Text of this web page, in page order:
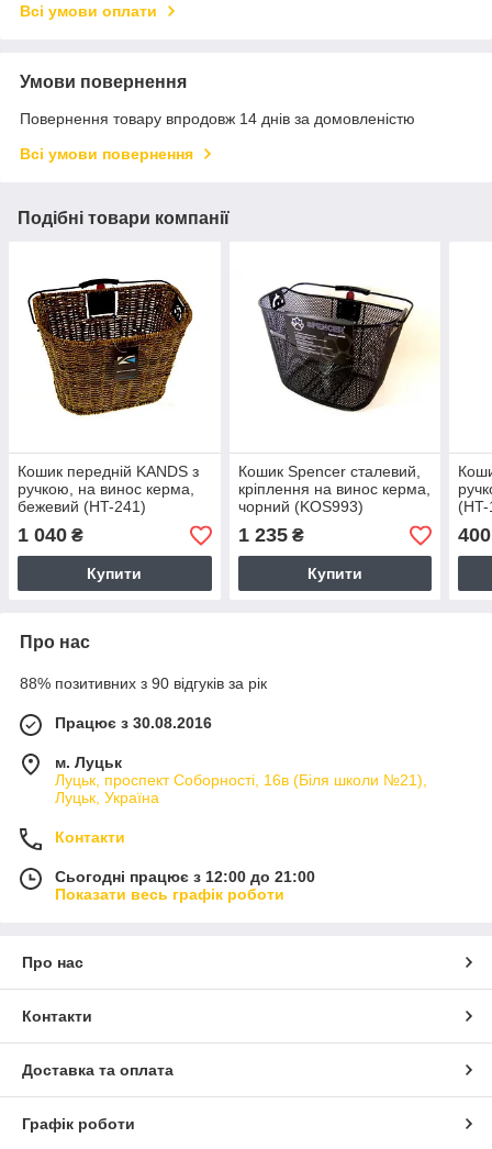
Всі умови оплати
Умови повернення
Повернення товару впродовж 14 днів за домовленістю
Всі умови повернення
Подібні товари компанії
Кошик передній KANDS з
ручкою, на винос керма,
бежевий (HT-241)
1 040 ₴
Купити
Кошик Spencer сталевий,
кріплення на винос керма,
чорний (KOS993)
1 235₴
Купити
400
Про нас
88% позитивних з 90 відгуків за рік
Працює з 30.08.2016
м. Луцьк
Луцьк, проспект Соборності, 16в (Біля школи №21),
Луцьк, Україна
Контакти
Сьогодні працює з 12:00 до 21:00
Показати весь графік роботи
Про нас
Контакти
Доставка та оплата
Графік роботи